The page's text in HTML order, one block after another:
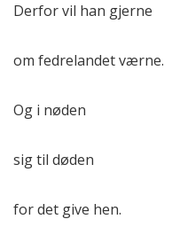
SLAGERGJENGEN
UTSTYR OG UNIFORMER
STYRET
STYRET
Derfor vil han gjerne
om fedrelandet værne.
Og i nøden
sig til døden
for det give hen.